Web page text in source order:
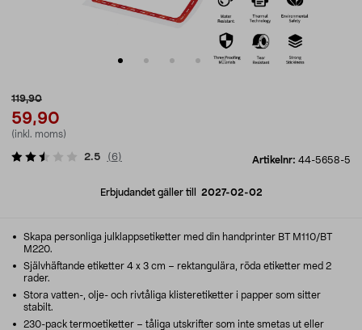
119,90
59,90
(inkl. moms)
Artikelnr: 44-5658-5
2.5 (6)
Erbjudandet gäller till 2027-02-02
Skapa personliga julklappsetiketter med din handprinter BT M110/BT
M220.
Självhäftande etiketter 4 x 3 cm – rektangulära, röda etiketter med 2
rader.
Stora vatten-, olje- och rivtåliga klisteretiketter i papper som sitter
stabilt.
230-pack termoetiketter – tåliga utskrifter som inte smetas ut eller